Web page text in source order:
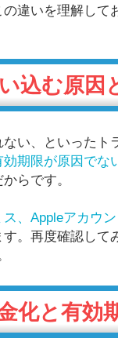
の違いを理解して
込む原因
い、といったト
効期限が原因でな
らです。
、Appleアカウン
。再度確認して
化と有効